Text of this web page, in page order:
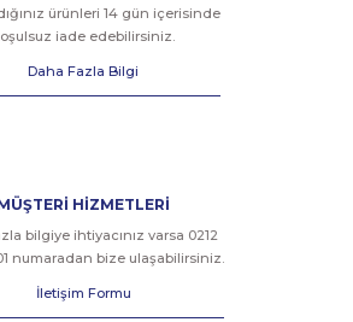
ürünleri 14 gün içerisinde
iade edebilirsiniz.
Daha Fazla Bilgi
HİZMETLERİ
bilgiye ihtiyacınız varsa 0212
numaradan bize ulaşabilirsiniz.
İletişim Formu